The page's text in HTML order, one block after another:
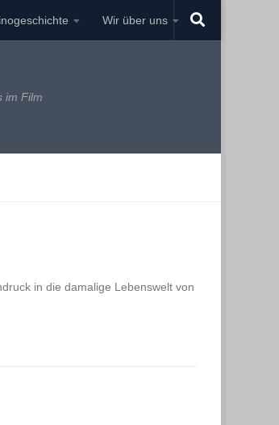
Wir über uns
im Film
in die damalige Lebenswelt von